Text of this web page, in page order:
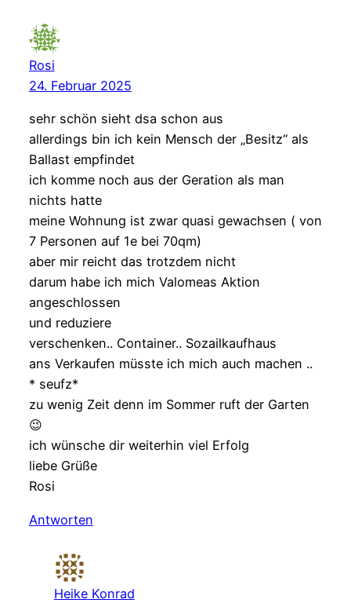
Rosi
24. Februar 2025
sehr schön sieht dsa schon aus
allerdings bin ich kein Mensch der „Besitz“ als
Ballast empfindet
ich komme noch aus der Geration als man
nichts hatte
meine Wohnung ist zwar quasi gewachsen ( von
7 Personen auf 1e bei 70qm)
aber mir reicht das trotzdem nicht
darum habe ich mich Valomeas Aktion
angeschlossen
und reduziere
verschenken.. Container.. Sozailkaufhaus
ans Verkaufen müsste ich mich auch machen ..
* seufz*
zu wenig Zeit denn im Sommer ruft der Garten
😉
ich wünsche dir weiterhin viel Erfolg
liebe Grüße
Rosi
Antworten
Heike Konrad